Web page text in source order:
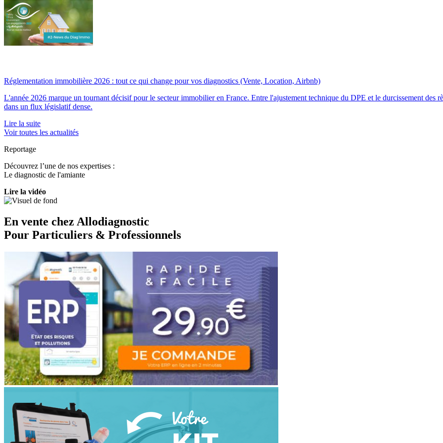
Réglementation immobilière 2026 : tout ce qui change pour vos diagnostics (Vente, Location, Airbnb)
L'année 2026 marque un tournant décisif pour le secteur immobilier en France. Entre l'ajustement technique du DPE et le durcissement des
dans un flux législatif dense.
Lire la suite
Voir toutes les actualités
Reportage
Découvrez l’une de nos expertises :
Le diagnostic de l'amiante
Lire la vidéo
En vente chez Allodiagnostic
Pour Particuliers & Professionnels